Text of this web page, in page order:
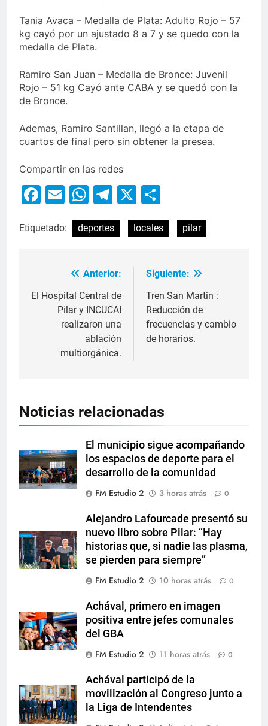
Tania Avaca – Medalla de Plata: Adulto Rojo – 57
kg cayó por un ajustado 8 a 7 y se quedo con la
medalla de Plata.
Ramiro San Juan – Medalla de Bronce: Juvenil
Rojo – 51 kg Cayó ante CABA y se quedó con la
de Bronce.
Ademas, Ramiro Santillan, llegó a la etapa de
cuartos de final pero sin obtener la presea.
Compartir en las redes
Facebook
EmailWhatsApp
Telegram
X
Etiquetado: deportes locales pilar
Anterior:
El Hospital Central de
Pilar y INCUCAI
realizaron una
ablación
multiorgánica.
Siguiente:
Tren San Martin :
Reducción de
frecuencias y cambio
de horarios.
Noticias relacionadas
El municipio sigue acompañando
los espacios de deporte para el
desarrollo de la comunidad
FM Estudio 2
3 horas atrás 0
Alejandro Lafourcade presentó su
nuevo libro sobre Pilar: “Hay
historias que, si nadie las plasma,
se pierden para siempre”
FM Estudio 2
10 horas atrás 0
Achával, primero en imagen
positiva entre jefes comunales
del GBA
FM Estudio 2
11 horas atrás 0
Achával participó de la
movilización al Congreso junto a
la Liga de Intendentes